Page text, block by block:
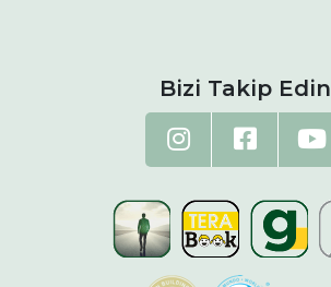
Bizi Takip Edin